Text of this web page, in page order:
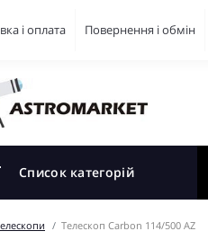
і оплата Повернення і обмін
Список категорій
Телескоп Carbon 114/500 AZ